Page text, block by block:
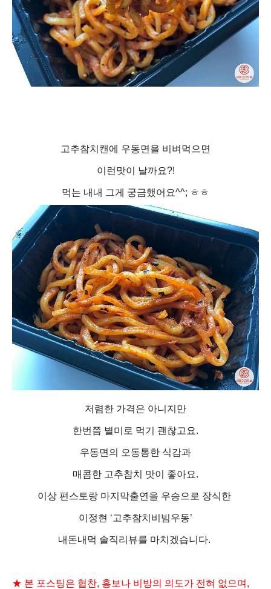
고추참치캔에 우동면을 비벼먹으면
이런맛이 날까요?!
먹는 내내 그게 궁금했어요^^; ㅎㅎ
저렴한 가격은 아니지만
한번쯤 별미로 먹기 괜찮고요.
우동면의 오동통한 식감과
매콤한 고추참치 맛이 좋아요.
이상 편스토랑 마지막출연을 우승으로 장식한
이정현 ‘고추참치비빔우동’
내돈내먹 솔직리뷰를 마치겠습니다.
★ 본 포스팅은 협찬, 홍보나 비방의 의도가 전혀 없으며,